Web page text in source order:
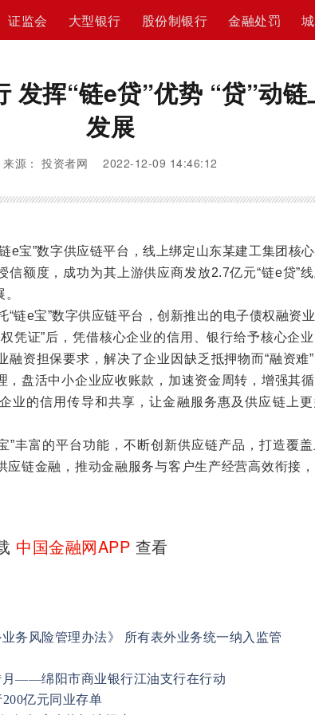
证监会 大型银行 股份制银行 金融处罚
发挥“链e贷”优势 “贷”动
发展
来源： 投资者网 2022-12-09 14:46:12
e宝”数字供应链平台，线上绑定山东某建工集团核
信额度，成功为其上游供应商发放2.7亿元“链e贷”
“链e宝”数字供应链平台，创新推出的电子债权融资
凭证”后，凭借核心企业的信用、银行给予核心企
融资担保要求，解决了企业因缺乏抵押物而“融资难
，盘活中小企业应收账款，加速资金周转，增强其
业的信用传导和共享，让金融服务惠及供应链上
”丰富的平台功能，不断创新供应链产品，打造覆
应链金融，推动金融服务与客户生产经营高效衔接
中国金融网APP 查看
务风险管理办法》 所有表外业务统一纳入监管
月——绵阳市商业银行江油支行在行动
亿元同业存单